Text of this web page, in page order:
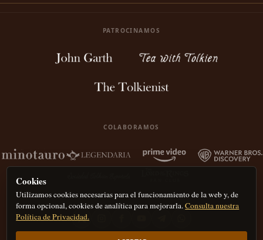
PATROCINAMOS
COLABORAMOS
Cookies
Utilizamos cookies necesarias para el funcionamiento de la web y, de
forma opcional, cookies de analítica para mejorarla.Consulta nuestra
Política de Privacidad.